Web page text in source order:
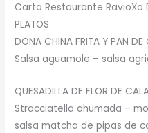
Carta Restaurante RavioXo
PLATOS
DONA CHINA FRITA Y PAN
Salsa aguamole – salsa
QUESADILLA DE FLOR DE
Stracciatella ahumada –
salsa matcha de pipas de